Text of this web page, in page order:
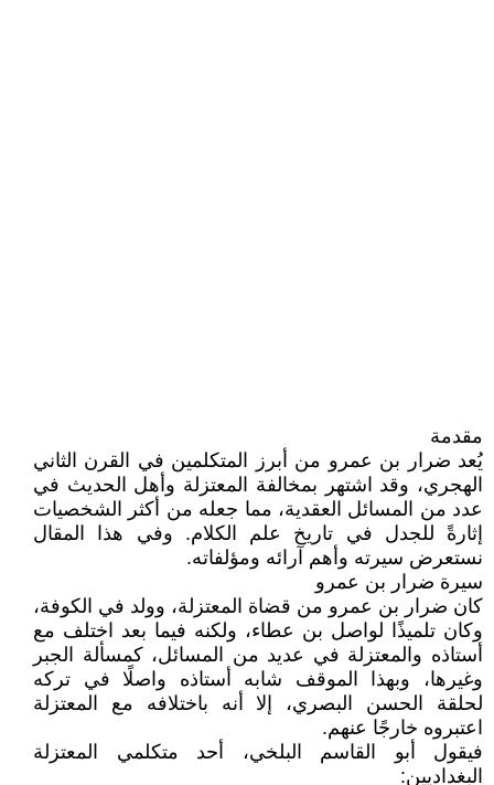
مقدمة
يُعد ضرار بن عمرو من أبرز المتكلمين في القرن الثاني
الهجري، وقد اشتهر بمخالفة المعتزلة وأهل الحديث في
عدد من المسائل العقدية، مما جعله من أكثر الشخصيات
إثارةً للجدل في تاريخ علم الكلام. وفي هذا المقال
نستعرض سيرته وأهم آرائه ومؤلفاته.
سيرة ضرار بن عمرو
كان ضرار بن عمرو من قضاة المعتزلة، وولد في الكوفة،
وكان تلميذًا لواصل بن عطاء، ولكنه فيما بعد اختلف مع
أستاذه والمعتزلة في عديد من المسائل، كمسألة الجبر
وغيرها، وبهذا الموقف شابه أستاذه واصلًا في تركه
لحلقة الحسن البصري، إلا أنه باختلافه مع المعتزلة
اعتبروه خارجًا عنهم.
فيقول أبو القاسم البلخي، أحد متكلمي المعتزلة
البغداديين: